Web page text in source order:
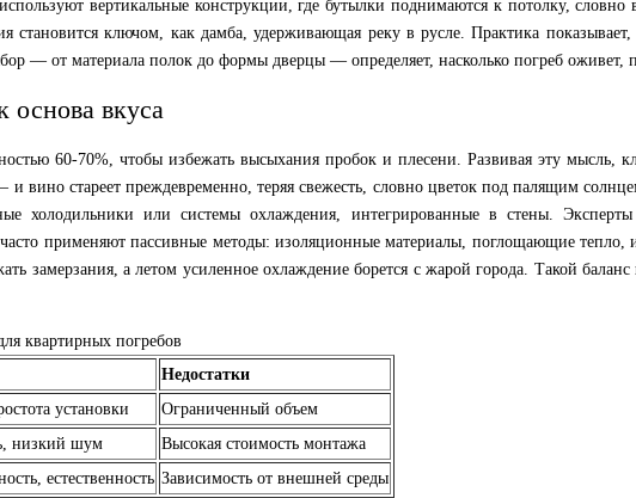
вертикальные конструкции, где бутылки поднимаются к потолку,
становится ключом, как дамба, удерживающая реку в русле. Практика
— от материала полок до формы дверцы — определяет, насколько погреб оживет,
основа вкуса
60-70%, чтобы избежать высыхания пробок и плесени. Развивая эту мысль,
стареет преждевременно, теряя свежесть, словно цветок под палящим
холодильники или системы охлаждения, интегрированные в стены.
применяют пассивные методы: изоляционные материалы, поглощающие
замерзания, а летом усиленное охлаждение борется с жарой города. Такой
квартирных погребов
Недостатки
установки
Ограниченный объем
низкий шум
Высокая стоимость монтажа
естественность Зависимость от внешней среды